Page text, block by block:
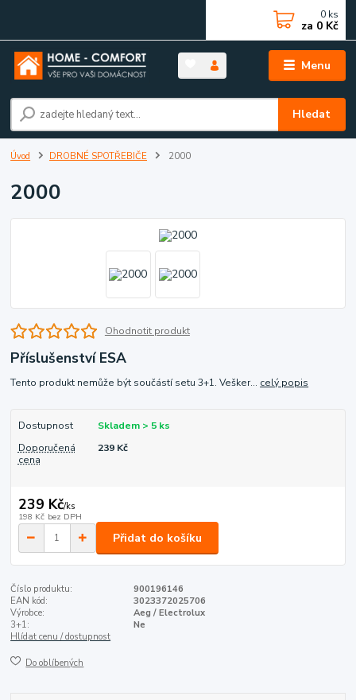
Menu
Hledat
0 ks
za 0 Kč
Úvod DROBNÉ SPOTŘEBIČE 2000
2000
Ohodnotit produkt
Příslušenství ESA
Tento produkt nemůže být součástí setu 3+1. Vešker... celý popis
Dostupnost
Skladem > 5 ks
Doporučená
cena
239 Kč
239 Kč/ks
198 Kč bez DPH
Přidat do košíku
Číslo produktu:
900196146
EAN kód:
3023372025706
Výrobce:
Aeg / Electrolux
3+1:
Ne
Hlídat cenu / dostupnost
Do oblíbených